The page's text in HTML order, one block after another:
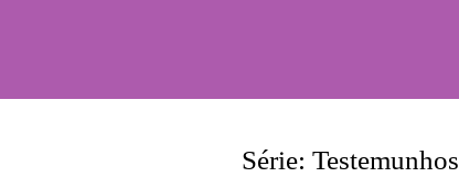
Série: Testemunhos